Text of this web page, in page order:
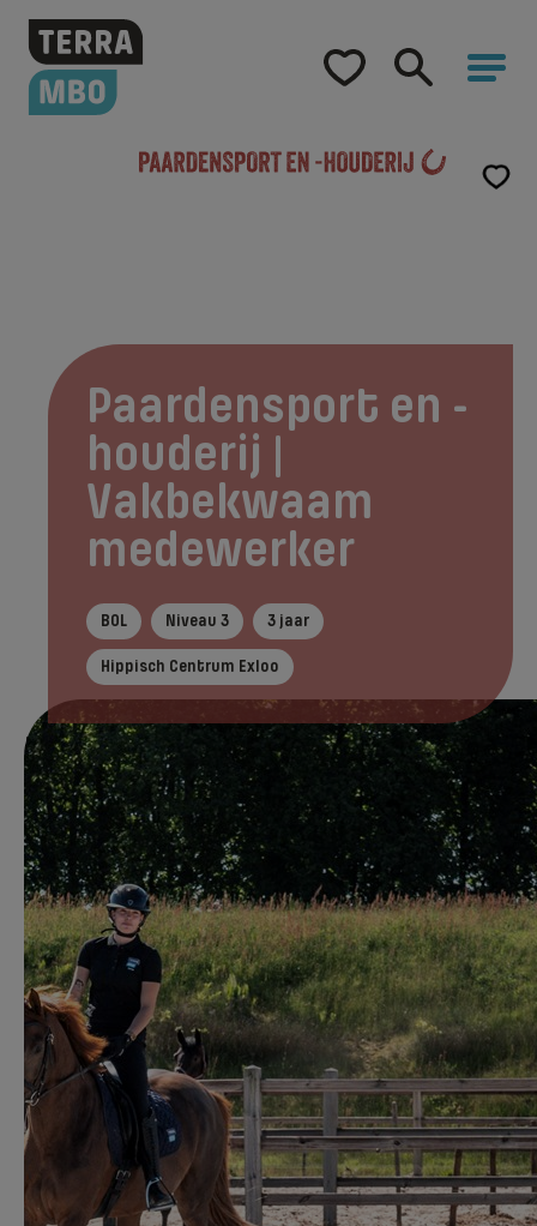
Home
Over Terra MBO
Paardensport en -
houderij |
Vakbekwaam
medewerker
BOL Niveau 3 3 jaar
Hippisch Centrum Exloo
In het kort Tijdens je opleiding Na je
Direct aanmelden
Tijdens je opleiding leer je hoe je goed voor
paarden kunt zorgen, maar ook wat er komt
kijken bij werken in de paardenwereld. Je
rijdt natuurlijk veel paard. Ook krijg je les in
het organiseren van evenementen. Je hebt
geen eigen paard nodig voor deze opleiding.